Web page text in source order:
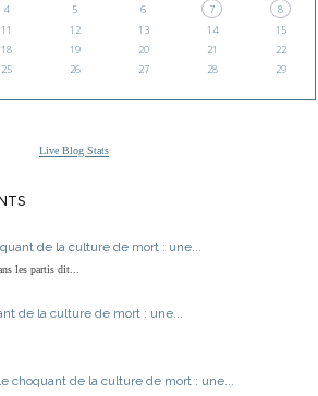
4 5 6 7
8
11 12 13 14
15
18 19 20 21
22
25 26 27 28
29
Live Blog Stats
de la culture de mort : une...
les partis dit...
de la culture de mort : une...
choquant de la culture de mort : une...